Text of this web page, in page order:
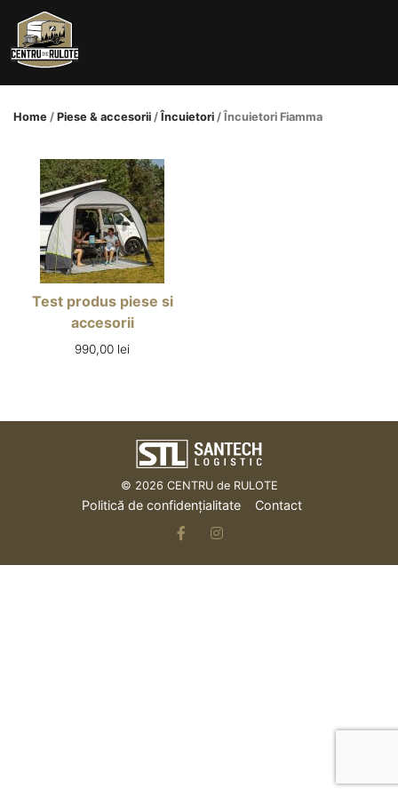
content
Home / Piese & accesorii / Încuietori / Încuietori Fiamma
Test produs piese si
accesorii
990,00 lei
© 2026 CENTRU de RULOTE
Politică de confidențialitate Contact